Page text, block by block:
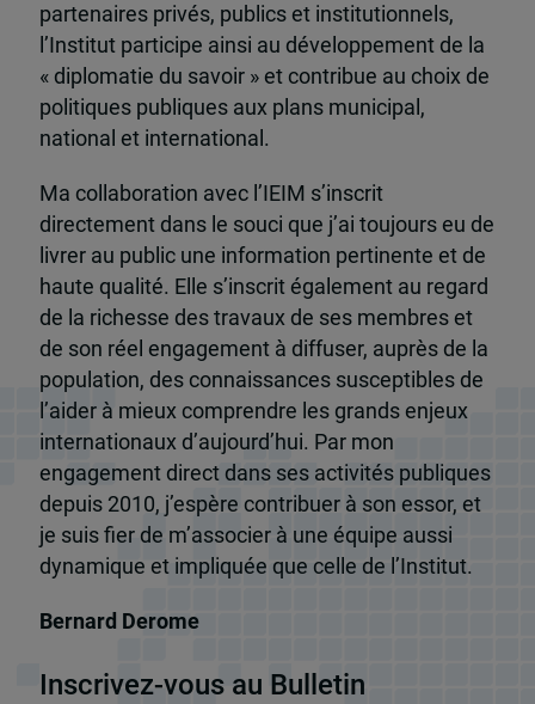
partenaires privés, publics et institutionnels,
l’Institut participe ainsi au développement de la
« diplomatie du savoir » et contribue au choix de
politiques publiques aux plans municipal,
national et international.
Ma collaboration avec l’IEIM s’inscrit
directement dans le souci que j’ai toujours eu de
livrer au public une information pertinente et de
haute qualité. Elle s’inscrit également au regard
de la richesse des travaux de ses membres et
de son réel engagement à diffuser, auprès de la
population, des connaissances susceptibles de
l’aider à mieux comprendre les grands enjeux
internationaux d’aujourd’hui. Par mon
engagement direct dans ses activités publiques
depuis 2010, j’espère contribuer à son essor, et
je suis fier de m’associer à une équipe aussi
dynamique et impliquée que celle de l’Institut.
Bernard Derome
Inscrivez-vous au Bulletin